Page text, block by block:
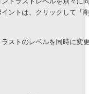
ントは、クリックして「
ストのレベルを同時に変